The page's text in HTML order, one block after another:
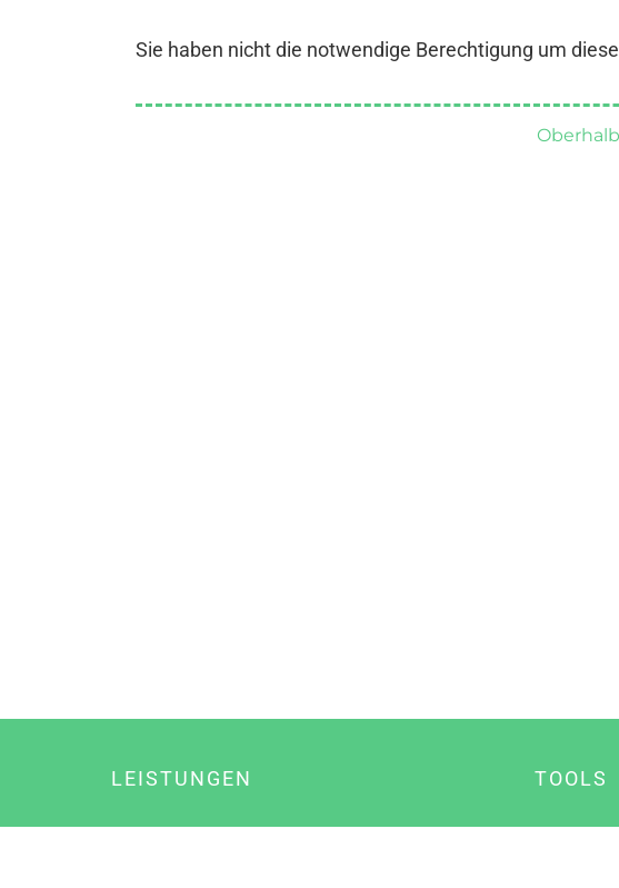
Sie haben nicht die notwendige Berechtigung um
LEISTUNGEN TOOLS